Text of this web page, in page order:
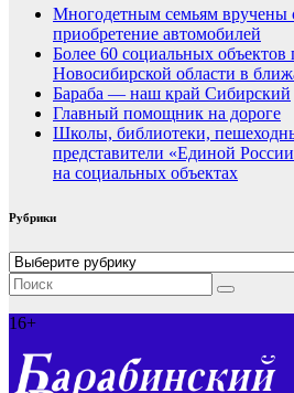
Многодетным семьям вручены
приобретение автомобилей
Более 60 социальных объектов
Новосибирской области в
Бараба — наш край Сибирский
Главный помощник на дороге
Школы, библиотеки,
представители «Единой
на социальных объектах
Рубрики
Рубрики
16+